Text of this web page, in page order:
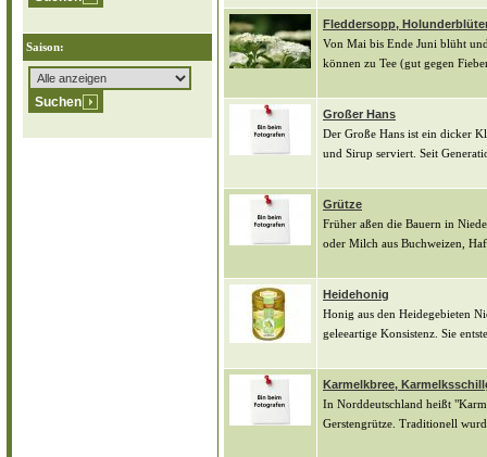
Saison:
Fleddersopp,
Von Mai bis Ende Juni blüht
können zu Tee (gut gegen
Großer Hans
Der Große Hans ist ein dicker
und Sirup serviert. Seit
Grütze
Früher aßen die Bauern in
oder Milch aus Buchweizen,
Heidehonig
Honig aus den Heidegebieten
geleeartige Konsistenz. Sie
Karmelkbree,
In Norddeutschland heißt
Gerstengrütze. Traditionell